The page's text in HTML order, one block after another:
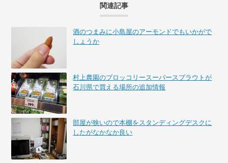
関連記事
酒のつまみに小島屋のアーモンドでもいかがで
しょうか
村上農園のブロッコリースーパースプラウトが
石川県で買える場所の追加情報
部屋が狭いので本棚をスタンディングデスクに
したがなかなか良い